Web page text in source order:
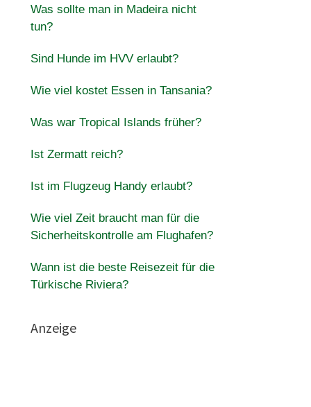
Was sollte man in Madeira nicht
tun?
Sind Hunde im HVV erlaubt?
Wie viel kostet Essen in Tansania?
Was war Tropical Islands früher?
Ist Zermatt reich?
Ist im Flugzeug Handy erlaubt?
Wie viel Zeit braucht man für die
Sicherheitskontrolle am Flughafen?
Wann ist die beste Reisezeit für die
Türkische Riviera?
Anzeige